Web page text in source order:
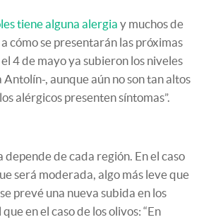
tiene alguna alergia y muchos de
cómo se presentarán las próximas
4 de mayo ya subieron los niveles
, aunque aún no son tan altos
alérgicos presenten síntomas”.
de cada región. En el caso
será moderada, algo más leve que
se prevé una nueva subida en los
en el caso de los olivos: “En